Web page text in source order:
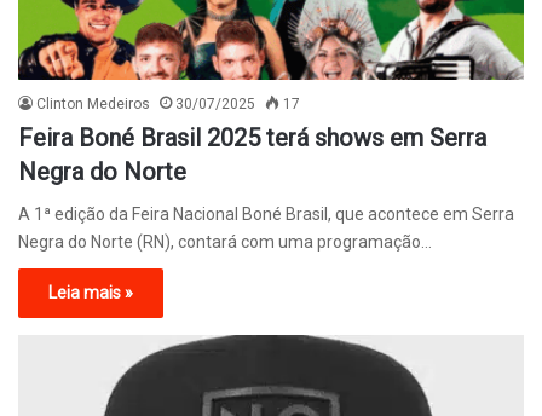
Clinton Medeiros 30/07/2025 17
Feira Boné Brasil 2025 terá shows em Serra
Negra do Norte
A 1ª edição da Feira Nacional Boné Brasil, que acontece em Serra
Negra do Norte (RN), contará com uma programação…
Leia mais »